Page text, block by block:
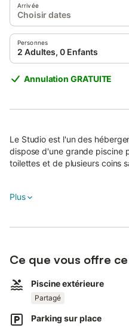
Arrivée
Choisir dates
Personnes
2 Adultes, 0 Enfants
Annulation GRATUITE
Le Studio est l'un des
dispose d'une grande piscine
toilettes et de plusieurs coins
Le studio de 40 m² se
débit (travail), une télévision
streaming, la climatisation, un
ainsi qu'un séchoir.
Un lit bébé et une chaise
Plus
Ce que vous offre
Piscine extérieure
Partagé
Parking sur place